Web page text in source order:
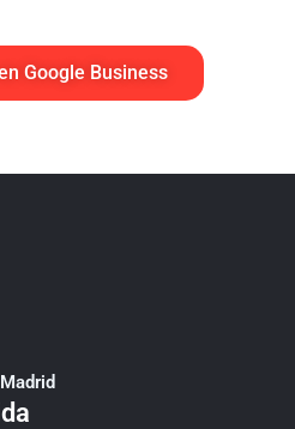
Google Business